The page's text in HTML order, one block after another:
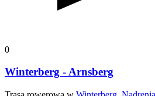
0
Winterberg - Arnsberg